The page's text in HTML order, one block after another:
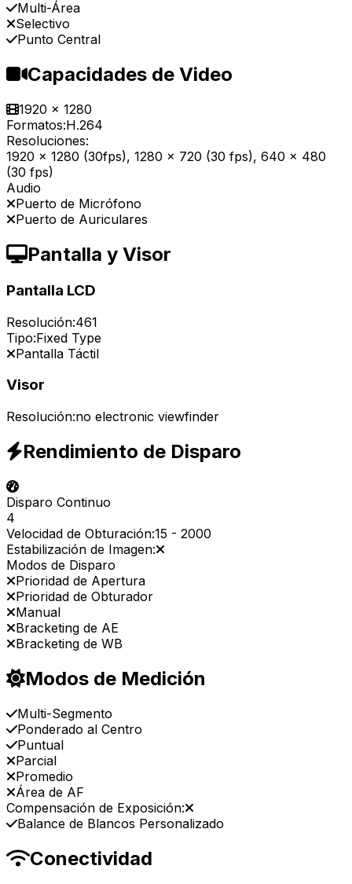
Multi-Área
Selectivo
Punto Central
Capacidades de Video
1920 x 1280
Formatos:H.264
Resoluciones:
1920 x 1280 (30fps), 1280 x 720 (30 fps), 640 x 480
(30 fps)
Audio
Puerto de Micrófono
Puerto de Auriculares
Pantalla y Visor
Pantalla LCD
Resolución:461
Tipo:Fixed Type
Pantalla Táctil
Visor
Resolución:no electronic viewfinder
Rendimiento de Disparo
Disparo Continuo
4
Velocidad de Obturación:15 - 2000
Estabilización de Imagen:
Modos de Disparo
Prioridad de Apertura
Prioridad de Obturador
Manual
Bracketing de AE
Bracketing de WB
Modos de Medición
Multi-Segmento
Ponderado al Centro
Puntual
Parcial
Promedio
Área de AF
Compensación de Exposición:
Balance de Blancos Personalizado
Conectividad